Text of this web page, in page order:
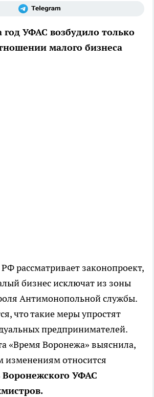
год УФАС возбудило только
малого бизнеса
рассматривает законопроект,
бизнес исключат из зоны
Антимонопольной службы.
что такие меры упростят
предпринимателей.
«Время Воронежа» выяснила,
изменениям относится
Воронежского УФАС